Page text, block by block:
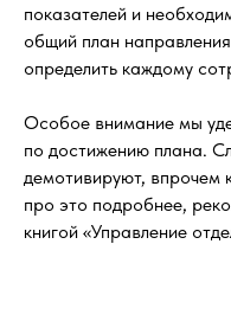
показателей и
общий план
определить каждому
Особое внимание мы
по достижению плана.
демотивируют, впрочем
про это подробнее,
книгой «Управление